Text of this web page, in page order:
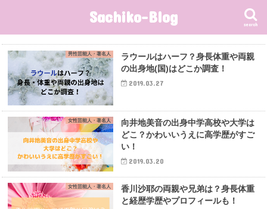
Sachiko-Blog search
男性芸能人・著名人
ラウールはハーフ？身長体重や両親
の出身地(国)はどこか調査！
2019.03.27
女性芸能人・著名人
向井地美音の出身中学高校や大学は
どこ？かわいいうえに高学歴がすご
い！
2019.03.20
女性芸能人・著名人
香川沙耶の両親や兄弟は？身長体重
と経歴学歴やプロフィールも！